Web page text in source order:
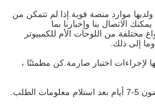
تأسست الشركة في عام 2012 ولديها موارد منصة قوية.إذا لم تتمكن من
الاتصال بنا وإخبارنا بما
مختلفة من اللوحات الأم للكمبيوتر
إلى ذلك.
لإجراءات اختبار صارمة.كن مطمئنًا ،